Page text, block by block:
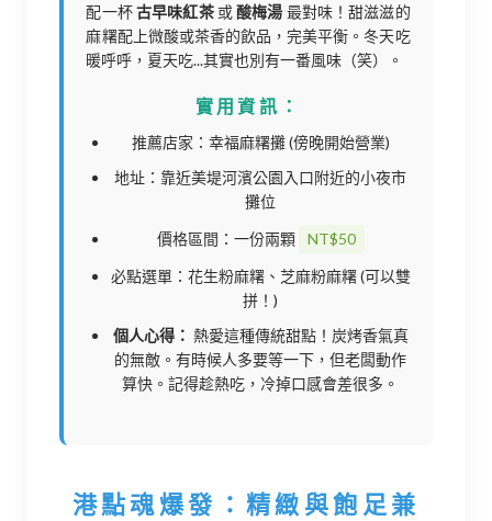
配一杯古早味紅茶或酸梅湯 最對味！甜滋滋的
麻糬配上微酸或茶香的飲品，完美平衡。冬天吃
暖呼呼，夏天吃...其實也別有一番風味（笑）。
實用資訊：
推薦店家：幸福麻糬攤 (傍晚開始營業)
地址：靠近美堤河濱公園入口附近的小夜市
攤位
價格區間：一份兩顆
NT$50
必點選單：花生粉麻糬、芝麻粉麻糬 (可以雙
拼！)
個人心得： 熱愛這種傳統甜點！炭烤香氣真
的無敵。有時候人多要等一下，但老闆動作
算快。記得趁熱吃，冷掉口感會差很多。
港點魂爆發：精緻與飽足兼